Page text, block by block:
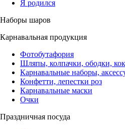
Я родился
Наборы шаров
Карнавальная продукция
Фотобутафория
Шляпы, колпачки, ободки,
Карнавальные наборы,
Конфетти, лепестки роз
Карнавальные маски
Очки
Праздничная посуда